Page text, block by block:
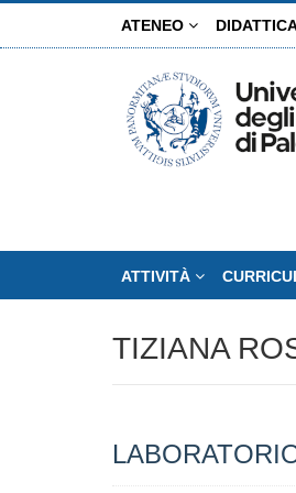
ATENEO
ATTIVITÀ
TIZIANA